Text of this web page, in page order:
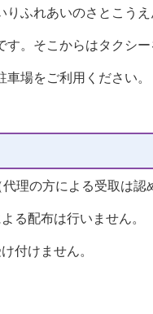
ふれあいのさとこうえ
。そこからはタクシ
場をご利用ください
理の方による受取は認
る配布は行いません。
付けません。